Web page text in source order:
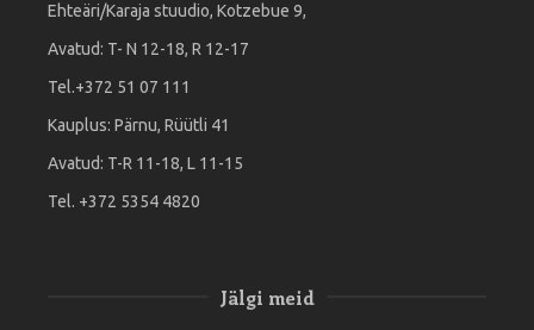
Ehteäri/Karaja stuudio, Kotzebue 9,
Avatud: T- N 12-18, R 12-17
Tel.+372 51 07 111
Kauplus: Pärnu, Rüütli 41
Avatud: T-R 11-18, L 11-15
Tel. +372 5354 4820
Jälgi meid